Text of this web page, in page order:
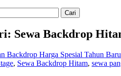
Sewa Backdrop
, Sewa Backdrop Hitam, sewa